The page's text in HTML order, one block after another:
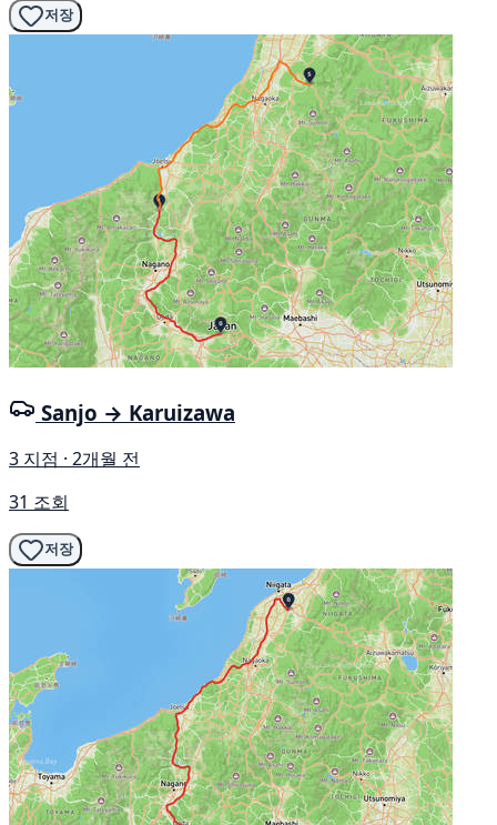
저장
Sanjo → Karuizawa
3 지점 · 2개월 전
31 조회
저장